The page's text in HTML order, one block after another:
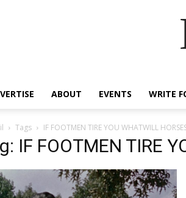
ABOUT EVENTS WRITE
Tags IF FOOTMEN TIRE YOU WHATWILL
IF FOOTMEN TIRE